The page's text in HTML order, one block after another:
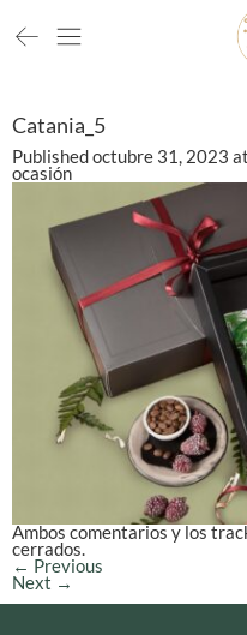
Catania_5
Publishedoctubre 31, 2023 at
ocasión
Ambos comentarios y los
cerrados.
← Previous
Next →